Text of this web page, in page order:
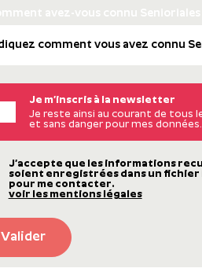
Je m’inscris à la newsletter
Je reste ainsi au courant de tous
et sans danger pour mes données.
J’accepte que les informations
soient enregistrées dans un
pour me contacter.
voir les mentions légales
Valider